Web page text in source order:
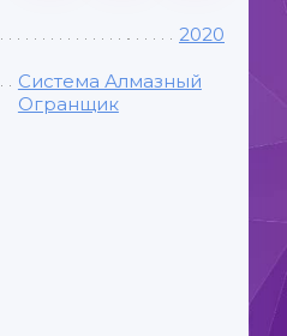
2020
Система Алмазный
Огранщик